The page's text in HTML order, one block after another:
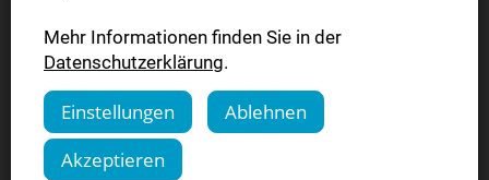
Mehr Informationen finden Sie in der
Datenschutzerklärung.
Einstellungen
Ablehnen
Akzeptieren